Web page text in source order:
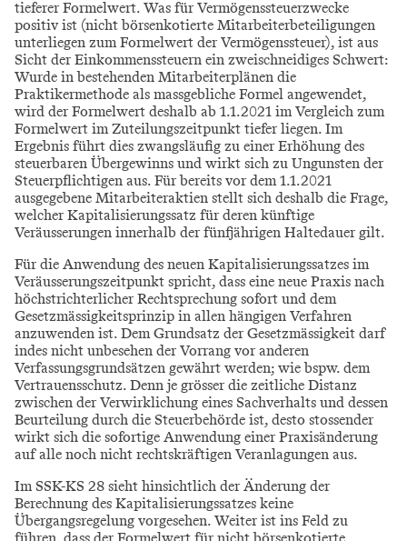
tieferer Formelwert. Was für Vermögenssteuerzwecke
positiv ist (nicht börsenkotierte Mitarbeiterbeteiligungen
unterliegen zum Formelwert der Vermögenssteuer), ist aus
Sicht der Einkommenssteuern ein zweischneidiges Schwert:
Wurde in bestehenden Mitarbeiterplänen die
Praktikermethode als massgebliche Formel angewendet,
wird der Formelwert deshalb ab 1.1.2021 im Vergleich zum
Formelwert im Zuteilungszeitpunkt tiefer liegen. Im
Ergebnis führt dies zwangsläufig zu einer Erhöhung des
steuerbaren Übergewinns und wirkt sich zu Ungunsten der
Steuerpflichtigen aus. Für bereits vor dem 1.1.2021
ausgegebene Mitarbeiteraktien stellt sich deshalb die Frage,
welcher Kapitalisierungssatz für deren künftige
Veräusserungen innerhalb der fünfjährigen Haltedauer gilt.
Für die Anwendung des neuen Kapitalisierungssatzes im
Veräusserungszeitpunkt spricht, dass eine neue Praxis nach
höchstrichterlicher Rechtsprechung sofort und dem
Gesetzmässigkeitsprinzip in allen hängigen Verfahren
anzuwenden ist. Dem Grundsatz der Gesetzmässigkeit darf
indes nicht unbesehen der Vorrang vor anderen
Verfassungsgrundsätzen gewährt werden; wie bspw. dem
Vertrauensschutz. Denn je grösser die zeitliche Distanz
zwischen der Verwirklichung eines Sachverhalts und dessen
Beurteilung durch die Steuerbehörde ist, desto stossender
wirkt sich die sofortige Anwendung einer Praxisänderung
auf alle noch nicht rechtskräftigen Veranlagungen aus.
Im SSK-KS 28 sieht hinsichtlich der Änderung der
Berechnung des Kapitalisierungssatzes keine
Übergangsregelung vorgesehen. Weiter ist ins Feld zu